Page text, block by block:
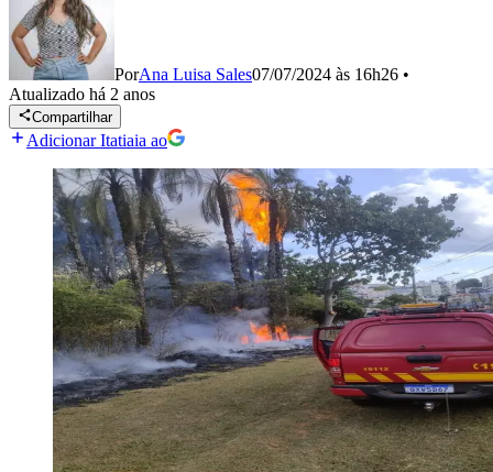
PorAna Luisa Sales07/07/2024 às 16h26 •
Atualizado há 2 anos
Compartilhar
Adicionar Itatiaia ao